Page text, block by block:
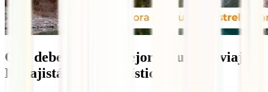
Qué debe tener el mejor seguro de viaje
Kazajistán, características